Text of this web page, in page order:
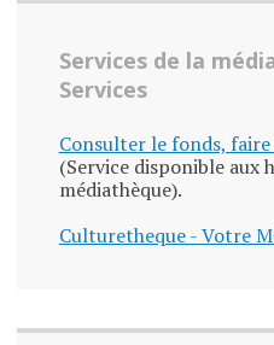
Services de la
Services
Consulter le fonds,
(Service disponible aux
médiathèque).
Culturetheque - Votre